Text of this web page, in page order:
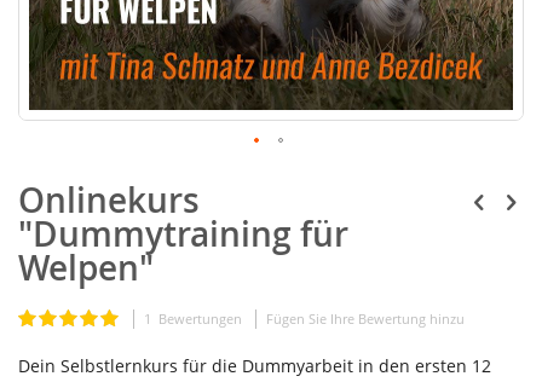
Onlinekurs
"Dummytraining für
Welpen"
Bewertung: 1 Bewertungen Fügen Sie Ihre Bewertung hinzu
Dein Selbstlernkurs für die Dummyarbeit in den ersten 12